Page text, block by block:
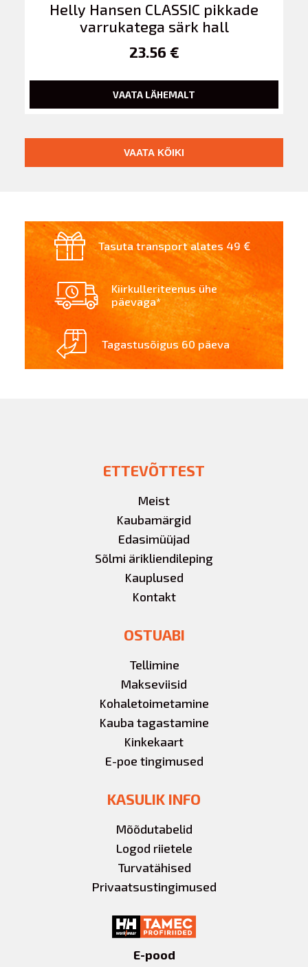
Helly Hansen CLASSIC pikkade
varrukatega särk hall
23.56 €
VAATA LÄHEMALT
VAATA KÕIKI
Tasuta transport alates 49 €
Kiirkulleriteenus ühe
päevaga*
Tagastusõigus 60 päeva
ETTEVÕTTEST
Meist
Kaubamärgid
Edasimüüjad
Sõlmi ärikliendileping
Kauplused
Kontakt
OSTUABI
Tellimine
Makseviisid
Kohaletoimetamine
Kauba tagastamine
Kinkekaart
E-poe tingimused
KASULIK INFO
Mõõdutabelid
Logod riietele
Turvatähised
Privaatsustingimused
E-pood